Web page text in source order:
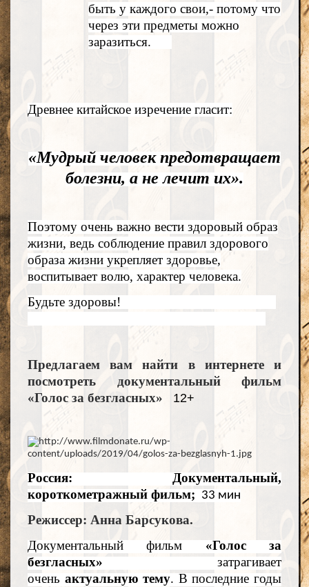
быть у каждого свои,- потому что
через эти предметы можно
заразиться.
Древнее китайское изречение гласит:
«Мудрый человек предотвращает
болезни, а не лечит их».
Поэтому очень важно вести здоровый образ
жизни, ведь соблюдение правил здорового
образа жизни укрепляет здоровье,
воспитывает волю, характер человека.
Будьте здоровы!
Предлагаем вам найти в интернете и
посмотреть документальный фильм
«Голос за безгласных» 12+
Россия: Документальный,
короткометражный фильм; 33 мин
Режиссер: Анна Барсукова.
Документальный фильм «Голос за
безгласных» затрагивает
очень актуальную тему. В последние годы